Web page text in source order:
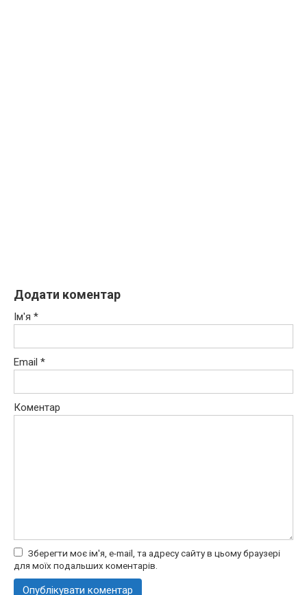
Додати коментар
Ім'я *
Email *
Коментар
Зберегти моє ім'я, e-mail, та адресу сайту в цьому браузері
для моїх подальших коментарів.